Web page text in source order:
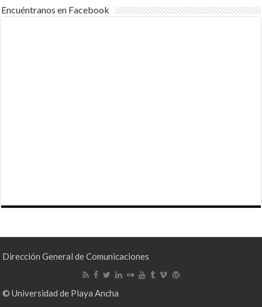
Encuéntranos en Facebook
Dirección General de Comunicaciones
© Universidad de Playa Ancha